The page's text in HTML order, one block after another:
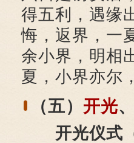
得五利，遇缘
悔，返界，一
余小界，明相
夏，小界亦尔
（五） 开光、
开光仪式（